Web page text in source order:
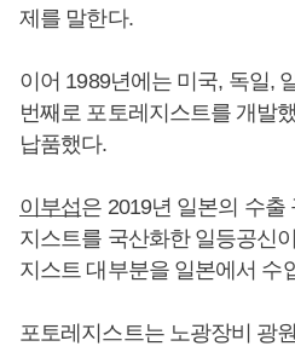
제를 말한다.
이어 1989년에는 미국, 독일,
번째로 포토레지스트를 개발
납품했다.
이부섭은 2019년 일본의 수출
지스트를 국산화한 일등공신
지스트 대부분을 일본에서 수
포토레지스트는 노광장비 광